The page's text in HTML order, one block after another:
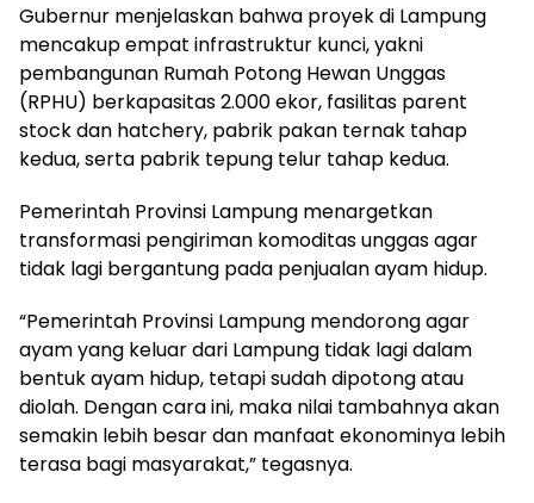
​Gubernur menjelaskan bahwa proyek di Lampung
mencakup empat infrastruktur kunci, yakni
pembangunan Rumah Potong Hewan Unggas
(RPHU) berkapasitas 2.000 ekor, fasilitas parent
stock dan hatchery, pabrik pakan ternak tahap
kedua, serta pabrik tepung telur tahap kedua.
​Pemerintah Provinsi Lampung menargetkan
transformasi pengiriman komoditas unggas agar
tidak lagi bergantung pada penjualan ayam hidup.
“Pemerintah Provinsi Lampung mendorong agar
ayam yang keluar dari Lampung tidak lagi dalam
bentuk ayam hidup, tetapi sudah dipotong atau
diolah. Dengan cara ini, maka nilai tambahnya akan
semakin lebih besar dan manfaat ekonominya lebih
terasa bagi masyarakat,” tegasnya.